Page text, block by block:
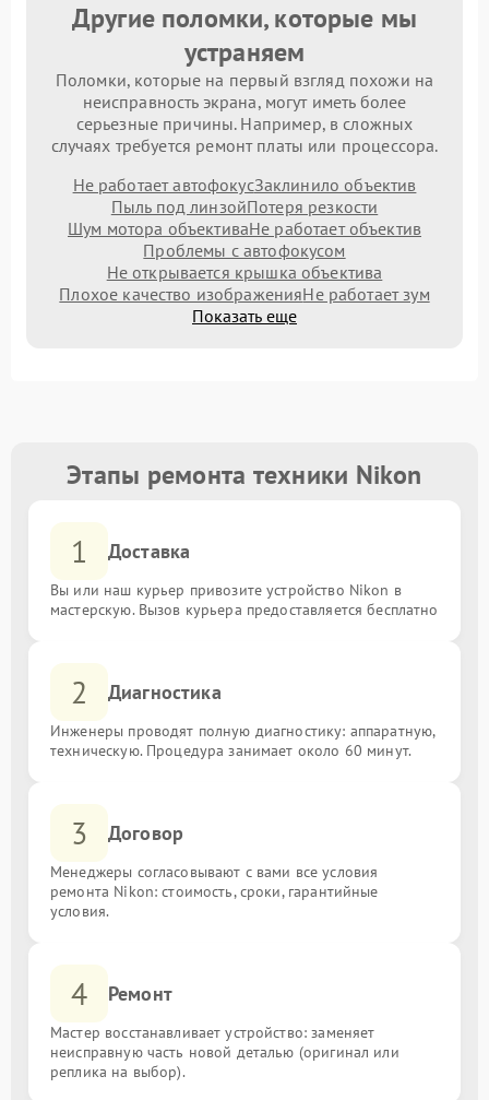
Другие поломки, которые мы
устраняем
Поломки, которые на первый взгляд похожи на
неисправность экрана, могут иметь более
серьезные причины. Например, в сложных
случаях требуется ремонт платы или процессора.
Не работает автофокусЗаклинило объектив
Пыль под линзойПотеря резкости
Шум мотора объективаНе работает объектив
Проблемы с автофокусом
Не открывается крышка объектива
Плохое качество изображенияНе работает зум
Показать еще
Этапы ремонта техники Nikon
1 Доставка
Вы или наш курьер привозите устройство Nikon в
мастерскую. Вызов курьера предоставляется бесплатно
2 Диагностика
Инженеры проводят полную диагностику: аппаратную,
техническую. Процедура занимает около 60 минут.
3 Договор
Менеджеры согласовывают с вами все условия
ремонта Nikon: стоимость, сроки, гарантийные
условия.
4 Ремонт
Мастер восстанавливает устройство: заменяет
неисправную часть новой деталью (оригинал или
реплика на выбор).